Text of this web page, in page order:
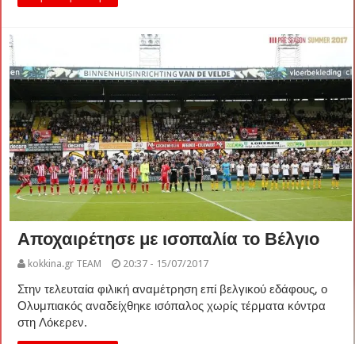
Αποχαιρέτησε με ισοπαλία το Βέλγιο
kokkina.gr TEAM 20:37 - 15/07/2017
Στην τελευταία φιλική αναμέτρηση επί βελγικού εδάφους, ο
Ολυμπιακός αναδείχθηκε ισόπαλος χωρίς τέρματα κόντρα
στη Λόκερεν.